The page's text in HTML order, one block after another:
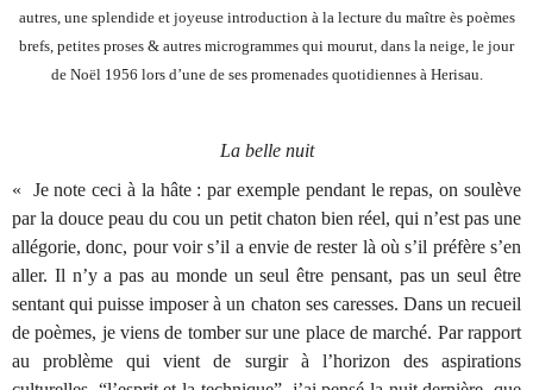
autres, une splendide et joyeuse introduction à la lecture du maître ès poèmes
brefs, petites proses & autres microgrammes qui mourut, dans la neige, le jour
de Noël 1956 lors d’une de ses promenades quotidiennes à Herisau.
La belle nuit
« Je note cecià la hâte : par exemple pendant le repas, on soulève
par la douce peau du cou un petit chaton bien réel, qui n’est pas une
allégorie, donc, pour voir s’il a envie de rester là où s’il préfère s’en
aller. Il n’y a pas au monde un seulêtre pensant, pas un seul être
sentant qui puisse imposerà un chaton ses caresses. Dans un recueil
de poèmes, je viens de tomber sur une place de marché. Par rapport
au problème qui vient de surgir à l’horizon des aspirations